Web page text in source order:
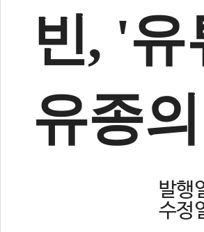
빈, '
유종
발
수